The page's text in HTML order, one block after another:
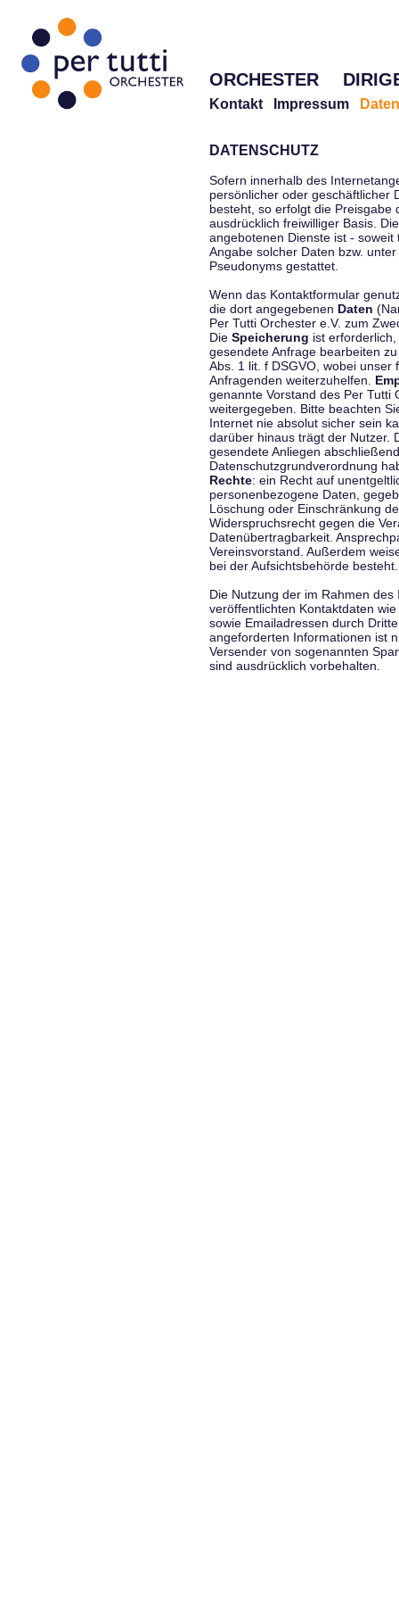
ORCHESTER
Kontakt Impressum
DATENSCHUTZ
Sofern innerhalb des
persönlicher oder geschäftlicher
besteht, so erfolgt die Preisgabe
ausdrücklich freiwilliger Basis.
angebotenen Dienste ist -
Angabe solcher Daten bzw.
Pseudonyms gestattet.
Wenn das Kontaktformular
die dort angegebenen Daten
Per Tutti Orchester e.V. zum
Die Speicherung ist
gesendete Anfrage bearbeiten
Abs. 1 lit. f DSGVO, wobei
Anfragenden weiterzuhelfen.
genannte Vorstand des Per Tutti
weitergegeben. Bitte beachten
Internet nie absolut sicher sein
darüber hinaus trägt der Nutzer.
gesendete Anliegen
Datenschutzgrundverordnung
Rechte: ein Recht auf
personenbezogene Daten,
Löschung oder Einschränkung
Widerspruchsrecht gegen die
Datenübertragbarkeit.
Vereinsvorstand. Außerdem
bei der Aufsichtsbehörde besteht.
Die Nutzung der im Rahmen
veröffentlichten Kontaktdaten
sowie Emailadressen durch
angeforderten Informationen ist
Versender von sogenannten
sind ausdrücklich vorbehalten.